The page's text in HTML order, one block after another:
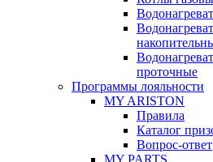
проточные
Программы лояльности
MY ARISTON
Правила
Каталог
Вопрос-ответ
MY PARTS